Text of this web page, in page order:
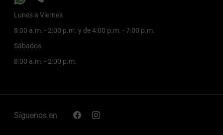
Lunes a Viernes
8:00 a.m. - 2:00 p.m. y de 4:00 p.m. - 7:00 p.m.
Sábados
8:00 a.m. - 2:00 p.m.
Síguenos en